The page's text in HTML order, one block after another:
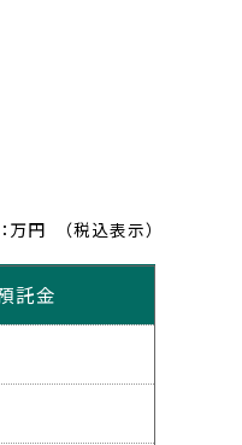
万円 （税込表示）
託金